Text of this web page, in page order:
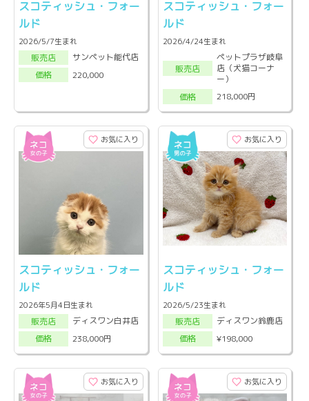
スコティッシュ・フォー
ルド
2026/5/7生まれ
販売店
サンペット能代店
価格
220,000
スコティッシュ・フォー
ルド
2026/4/24生まれ
販売店
ペットプラザ岐阜
店（犬猫コーナ
ー）
価格
218,000円
お気に入り
スコティッシュ・フォー
ルド
2026年5月4日生まれ
販売店
ディスワン白井店
価格
238,000円
お気に入り
スコティッシュ・フォー
ルド
2026/5/23生まれ
販売店
ディスワン鈴鹿店
価格
¥198,000
お気に入り お気に入り